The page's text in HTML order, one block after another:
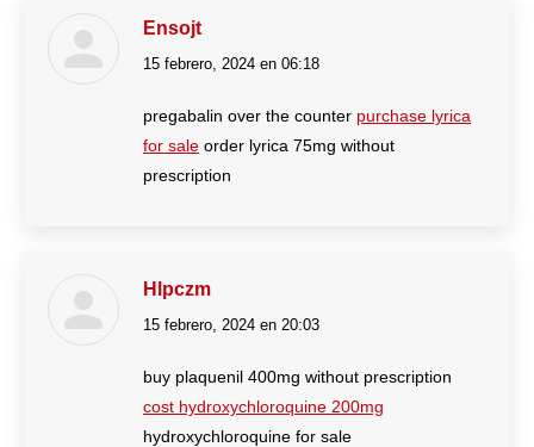
Ensojt
dice:
15 febrero, 2024 en 06:18
pregabalin over the counter purchase lyrica
for sale order lyrica 75mg without
prescription
Hlpczm
dice:
15 febrero, 2024 en 20:03
buy plaquenil 400mg without prescription
cost hydroxychloroquine 200mg
hydroxychloroquine for sale